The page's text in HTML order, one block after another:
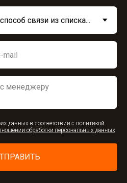
данных в соответствии с политикой
обработки персональных данных